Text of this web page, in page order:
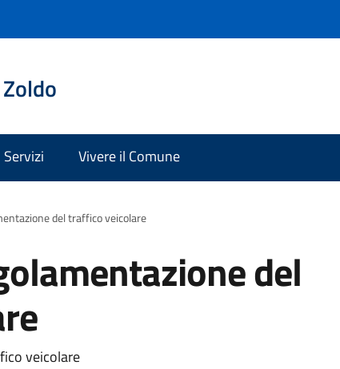
Servizi Vivere il Comune
del traffico veicolare
del
veicolare